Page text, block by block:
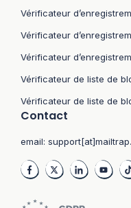
Vérificateur
Vérificateur
Vérificateur
Vérificateur de liste de
Vérificateur de liste de
Contact
email: